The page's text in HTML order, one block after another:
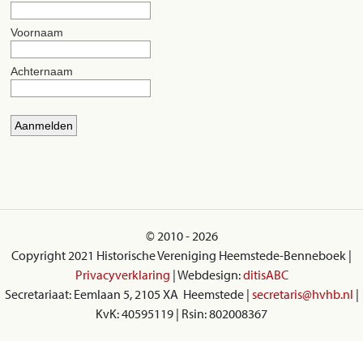
© 2010 - 2026
Copyright 2021 Historische Vereniging Heemstede-Benneboek |
Privacyverklaring | Webdesign:ditisABC
Secretariaat: Eemlaan 5, 2105 XA Heemstede | secretaris@hvhb.nl |
KvK: 40595119 | Rsin: 802008367